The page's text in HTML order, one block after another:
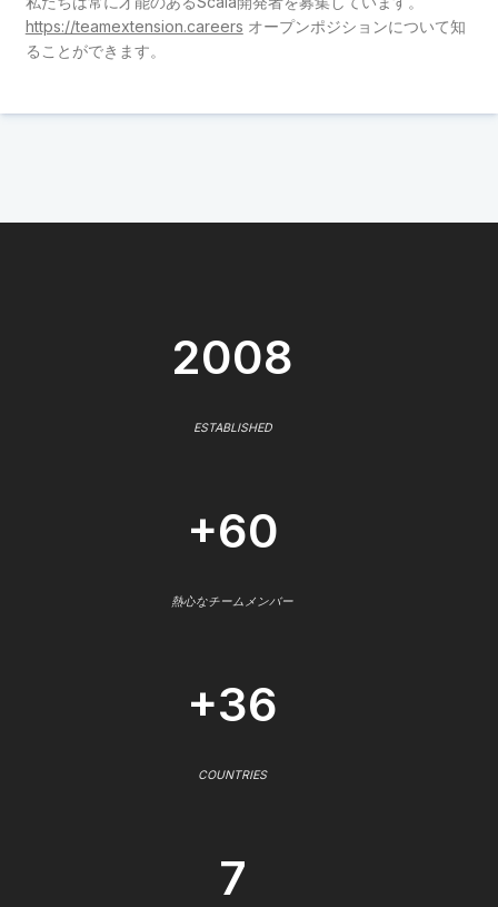
https://teamextension.careers オープンポジションについて知
ることができます。
2008
ESTABLISHED
+60
熱心なチームメンバー
+36
COUNTRIES
7